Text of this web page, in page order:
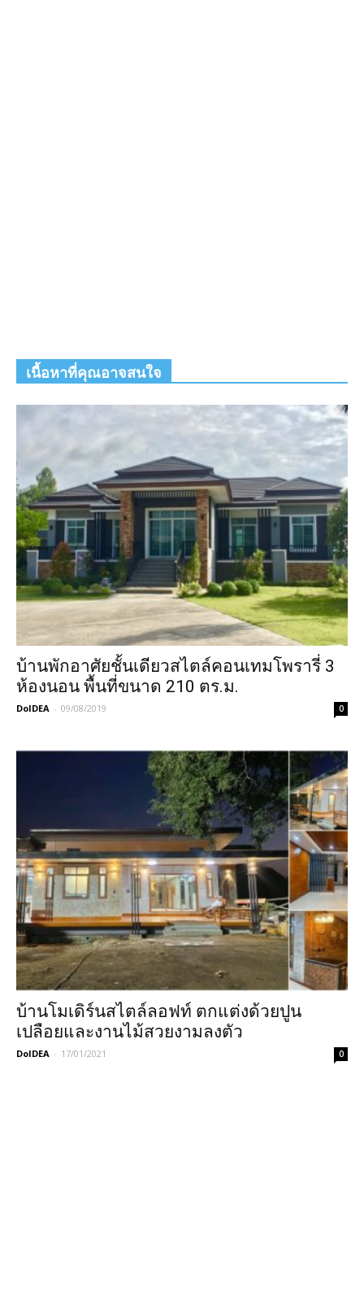
เนื้อหาที่คุณอาจสนใจ
บ้านพักอาศัยชั้นเดียวสไตล์คอนเทมโพรารี่ 3
ห้องนอน พื้นที่ขนาด 210 ตร.ม.
DoIDEA - 09/08/2019 0
บ้านโมเดิร์นสไตล์ลอฟท์ ตกแต่งด้วยปูน
เปลือยและงานไม้สวยงามลงตัว
DoIDEA - 17/01/2021 0